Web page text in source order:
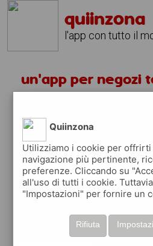
quiinzona
l'app con tutto il
un'app per negozi
quiinzona
gratuita
negozi
ed approfittare di
quiinzonati
raccogli punti da
o gift cardper
Quiinzona
Utilizziamo i cookie per
navigazione più pertinente,
preferenze. Cliccando su
all'uso di tutti i cookie.
"Impostazioni" per fornire un
Rifiuta